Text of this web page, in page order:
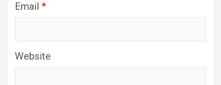
Email *
Website